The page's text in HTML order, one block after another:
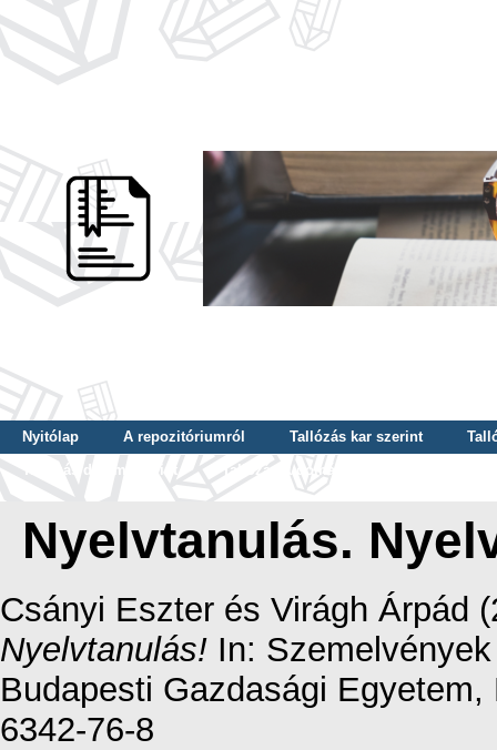
Nyitólap A repozitóriumról Tallózás kar szerint
Tallózás dátum szerint
Tallózás tudományterület szerint
Nyelvtanulás.
Csányi Eszter és Virágh Árpád
Nyelvtanulás! In:
Budapesti Gazdasági
6342-76-8